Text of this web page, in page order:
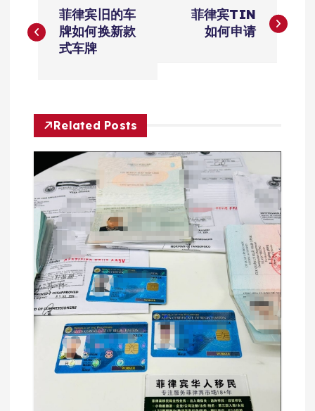
章
航
菲律宾旧的车
牌如何换新款
式车牌
菲律宾TIN
如何申请
Related Posts